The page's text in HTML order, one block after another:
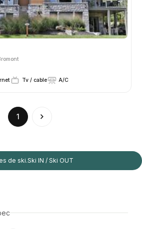
Tv / cable A/C
1
(current)
de ski.Ski IN / Ski OUT